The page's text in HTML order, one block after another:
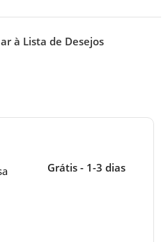
à Lista de Desejos
Grátis - 1-3 dias